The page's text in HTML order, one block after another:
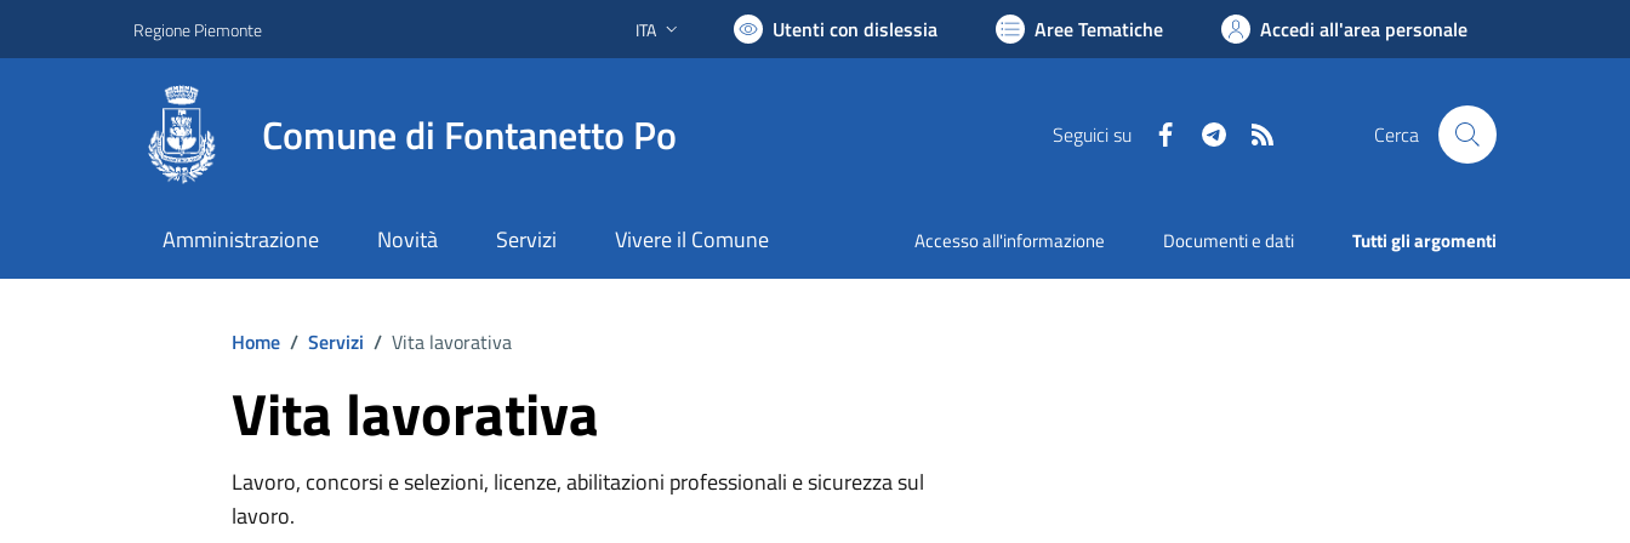
Regione Piemonte Lingua attiva:
ITA Utenti con dislessia Aree Tematiche Accedi all'area personale
Comune di Fontanetto Po Seguici su FacebookTelegram Cerca
Amministrazione Novità Servizi Vivere il Comune Accesso all'informazione Documenti e dati Tutti gli argomenti
Home / Servizi / Vita lavorativa
Vita lavorativa
Lavoro, concorsi e selezioni, licenze, abilitazioni professionali e sicurezza sul
lavoro.